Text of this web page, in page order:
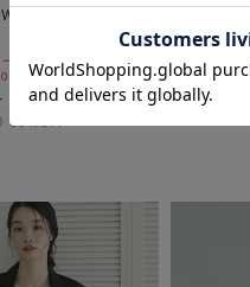
ｚｉｐオフショル
ルSALE価格から更に
まで
55％OFF
期間限定タ
10%OFF!
￥3,416
￥7,590